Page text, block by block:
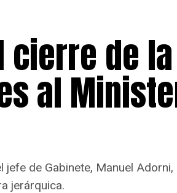
de la
al
de Gabinete, Manuel
jerárquica.